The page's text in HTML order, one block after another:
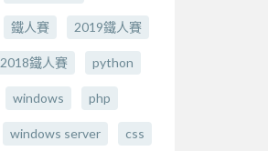
鐵人賽 2019鐵人賽
2018鐵人賽 python
windows php
windows server css